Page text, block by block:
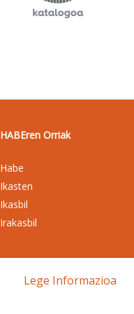
HABEren Orriak
Habe
Ikasten
Ikasbil
Irakasbil
Lege Informazioa